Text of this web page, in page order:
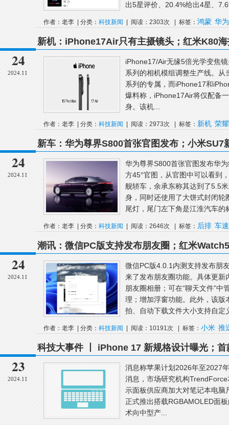
出5星评价、20.4%给出4星、
作者：老李 | 分类： 科技新闻 | 阅读：2303次 | 标签： 鸿蒙 华为
24
2024.11
新机：iPhone17Air只有主摄镜头；红米K80
8000mAh电池；iQOOTurbo新机配置曝光
iPhone17/Air无缘5倍光学变焦
系列的相机模组调整生产线。
系列的专属，而iPhone17和
爆料称，iPhone17Air将仅配备
身。该机...
作者：老李 | 分类： 科技新闻 | 阅读：2973次 | 标签： 新机 荣耀
24
2024.11
新车：华为尊界S800首张官图发布；小米SU7
款车型上市；腾势Z9GT后排无冰箱版即将上市
华为尊界S800首张官图发布华
方45°官图，从官图中可以看到
舰轿车，余承东称其达到了5.5
身，同时还使用了大饼式封闭
尾灯，尾门左下角是江淮汽车的
作者：老李 | 分类： 科技新闻 | 阅读：2646次 | 标签： 后排 车速
24
2024.11
潮讯：微信PC版支持发布朋友圈；红米
量推送澎湃OS2；《GTA6》即将公布更多细
微信PC版4.0.1内测支持发布朋
来了发布朋友圈功能。具体更
朋友圈相册；可在“聊天文件”
理；增加浮窗功能。此外，该
拍、自动下载文件大小支持自定
作者：老李 | 分类： 科技新闻 | 阅读：10191次 | 标签： 小米 推
23
2024.11
科技大事件 丨 iPhone 17 新规格设计曝光；
消息称苹果计划2026年至2027
消息，市场研究机构
示面板供应商加大对笔记本电
正式推出搭载RGBAMOLED面
术向中型产...